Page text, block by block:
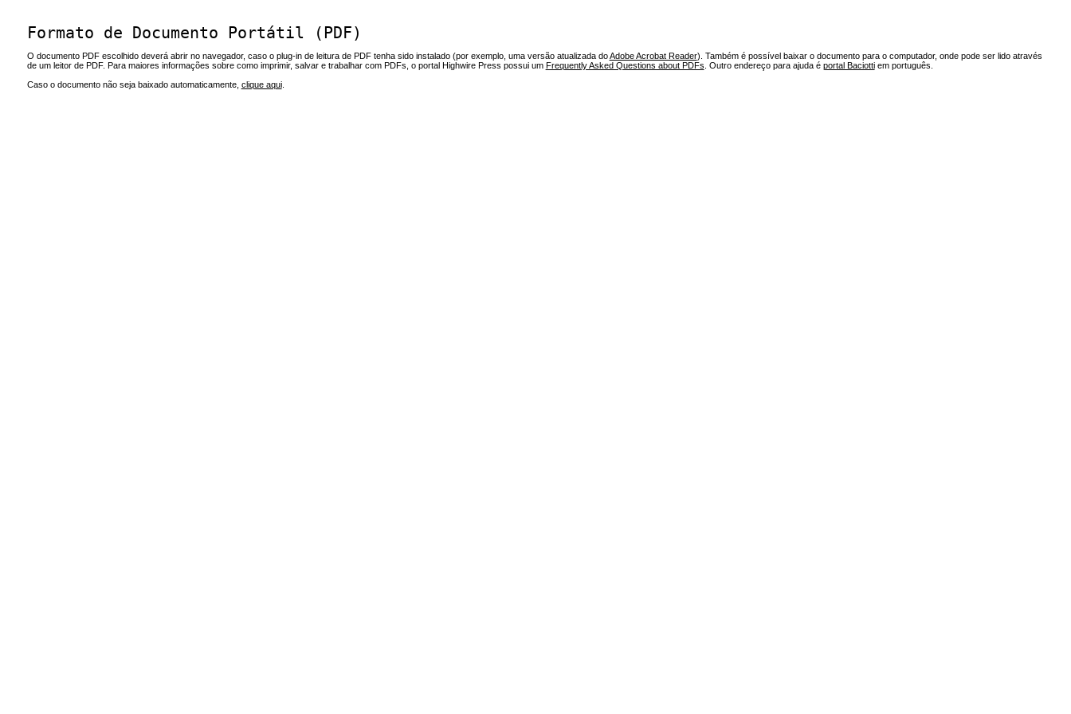
Formato de Documento Portátil (PDF)
O documento PDF escolhido deverá abrir no navegador, caso o plug-in de leitura de PDF tenha sido instalado (por exemplo, uma versão atualizada doAdobe Acrobat Reader). Também é possível baixar o documento para o computador, onde pode ser lido através
de um leitor de PDF. Para maiores informações sobre como imprimir, salvar e trabalhar com PDFs, o portal Highwire Press possui um Frequently Asked Questions about PDFs . Outro endereço para ajuda é portal Baciottiem português.
Caso o documento não seja baixado automaticamente, clique aqui.